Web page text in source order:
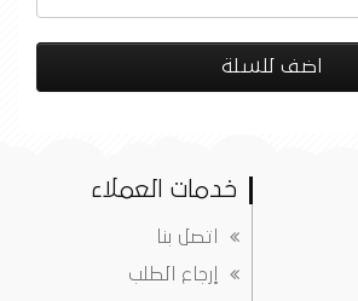
اضف للسلة
خدمات العملاء
اتصل بنا
إرجاع الطلب